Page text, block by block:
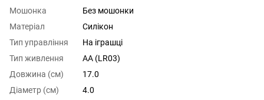
Мошонка
Без мошонки
Матеріал
Силікон
Тип управління
На іграшці
Тип живлення
AA (LR03)
Довжина (см)
17.0
Діаметр (см)
4.0